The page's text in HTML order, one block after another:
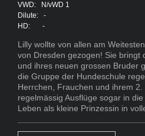
VWD: N/vWD 1
Dilute: -
HD: -
Lilly wollte von allen am
von Dresden gezogen! Sie bringt
und ihres neuen grossen Bruder
die Gruppe der Hundeschule
Herrchen, Frauchen und ihrem
regelmässig Ausflüge sogar in
Leben als kleine Prinzessin in